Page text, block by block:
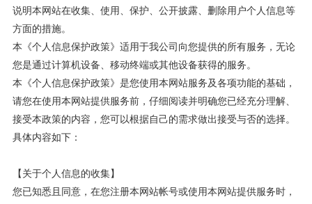
说明本网站在收集、使用、保护、公开披露、删除用户个人信息等
方面的措施。
本《个人信息保护政策》适用于我公司向您提供的所有服务，无论
您是通过计算机设备、移动终端或其他设备获得的服务。
本《个人信息保护政策》是您使用本网站服务及各项功能的基础，
请您在使用本网站提供服务前，仔细阅读并明确您已经充分理解、
接受本政策的内容，您可以根据自己的需求做出接受与否的选择。
具体内容如下：
【关于个人信息的收集】
您已知悉且同意，在您注册本网站帐号或使用本网站提供服务时，